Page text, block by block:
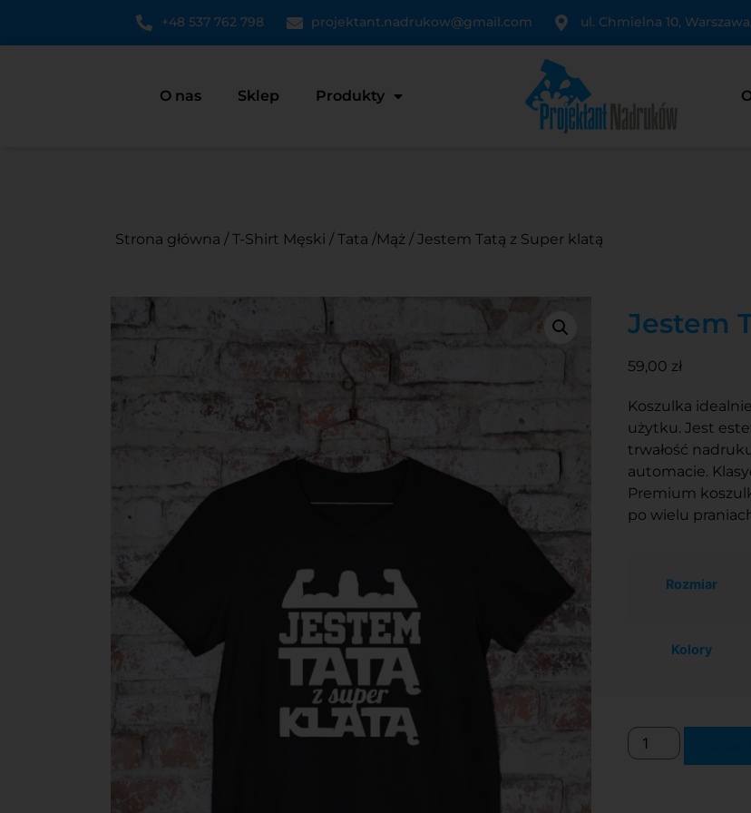
+48 537 762 798 projektant.nadrukow@gmail.com ul. Chmielna 10,
O nas Sklep Produkty
Strona główna / T-Shirt Męski / Tata /Mąż / Jestem Tatą z Super klatą
Jestem
59,00 zł
Koszulka
użytku. Jest
trwałość
automacie.
Premium
po wielu
Rozmiar
Kolory